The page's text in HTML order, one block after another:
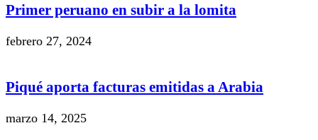
Primer peruano en subir a la lomita
febrero 27, 2024
Piqué aporta facturas emitidas a Arabia
marzo 14, 2025